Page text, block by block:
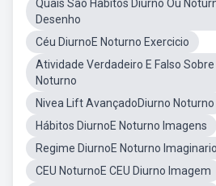
Quais São Habitos Diurno Ou
Desenho
Céu DiurnoE Noturno Exercicio
Atividade Verdadeiro E Falso
Noturno
Nivea Lift AvançadoDiurno Noturno
Hábitos DiurnoE Noturno Imagens
Regime DiurnoE Noturno Imaginario
CEU NoturnoE CEU Diurno Imagem